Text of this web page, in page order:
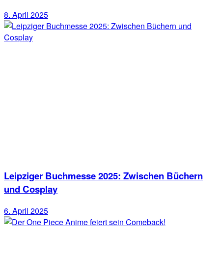
8. April 2025
Leipziger Buchmesse 2025: Zwischen Büchern
und Cosplay
6. April 2025